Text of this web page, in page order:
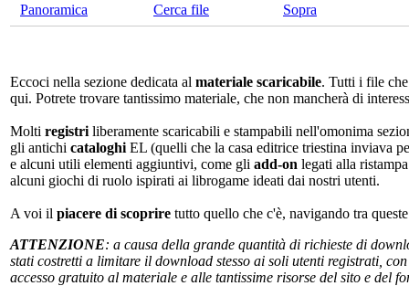
Panoramica
Cerca file Sopra
Eccoci nella sezione dedicata al materiale scaricabile. Tutti i file
qui. Potrete trovare tantissimo materiale, che non mancherà di
Molti registri liberamente scaricabili e stampabili nell'omonima
gli antichi cataloghi EL (quelli che la casa editrice triestina inviava
e alcuni utili elementi aggiuntivi, come gli add-on legati alla
alcuni giochi di ruolo ispirati ai librogame ideati dai nostri utenti.
A voi il piacere di scoprire tutto quello che c'è, navigando tra
ATTENZIONE: a causa della grande quantità di richieste di
stati costretti a limitare il download stesso ai soli utenti registrati,
accesso gratuito al materiale e alle tantissime risorse del sito e